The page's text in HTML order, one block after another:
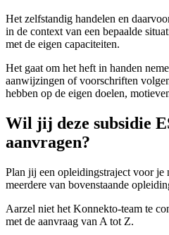
Het zelfstandig handelen en
in de context van een bepaalde
met de eigen capaciteiten.
Het gaat om het heft in handen
aanwijzingen of voorschriften
hebben op de eigen doelen,
Wil jij deze subsidie
aanvragen?
Plan jij een opleidingstraject voor je
meerdere van bovenstaande
Aarzel niet het Konnekto-team te
met de aanvraag van A tot Z.